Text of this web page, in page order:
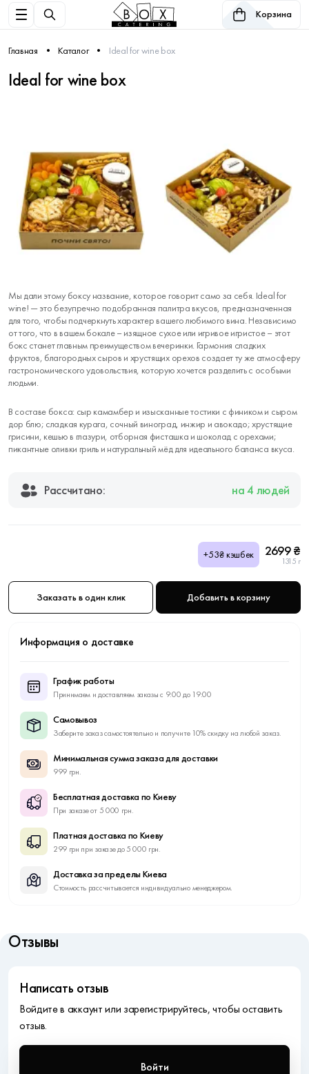
Корзина
Главная Каталог Ideal for wine box
Ideal for wine box
Мы дали этому боксу название, которое говорит само за себя. Ideal for
wine! — это безупречно подобранная палитра вкусов, предназначенная
для того, чтобы подчеркнуть характер вашего любимого вина. Независимо
от того, что в вашем бокале – изящное сухое или игривое игристое – этот
бокс станет главным преимуществом вечеринки. Гармония сладких
фруктов, благородных сыров и хрустящих орехов создает ту же атмосферу
гастрономического удовольствия, которую хочется разделить с особыми
людьми.
В составе бокса: сыр камамбер и изысканные тостики с фиником и сыром
дор блю; сладкая курага, сочный виноград, инжир и авокадо; хрустящие
грисини, кешью в глазури, отборная фисташка и шоколад с орехами;
пикантные оливки гриль и натуральный мёд для идеального баланса вкуса.
Рассчитано: на 4 людей
+53₴ кэшбек 2699 ₴
1315 г
Заказать в один клик Добавить в корзину
Информация о доставке
График работы
Принимаем и доставляем заказы с 9:00 до 19:00
Самовывоз
Заберите заказ самостоятельно и получите 10% скидку на любой заказ.
Минимальная сумма заказа для доставки
999 грн.
Бесплатная доставка по Киеву
При заказе от 5 000 грн.
Платная доставка по Киеву
299 грн при заказе до 5 000 грн.
Доставка за пределы Киева
Стоимость рассчитывается индивидуально менеджером.
Отзывы
Написать отзыв
Войдите в аккаунт или зарегистрируйтесь, чтобы оставить
отзыв.
Войти